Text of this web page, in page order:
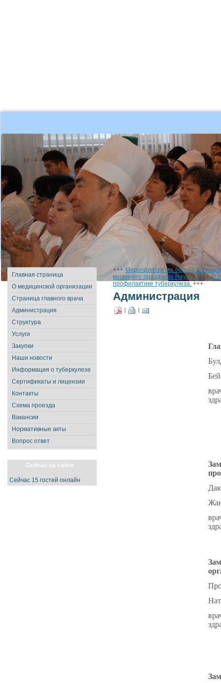
Главная страница
О медицинской организации
Страница главного врача
Администрация
Структура
Услуги
Закупки
Наши новости
Информация о туберкулезе
Сертификаты и лицензии
Контакты
Схема проезда
Вакансии
Нормативные акты
Вопрос ответ
Сейчас на сайте
Сейчас 15 гостей онлайн
+++ Мероприятия по борьбе с
весеннего праздника Наурыз +++О
профилактике туберкулеза. +++
Администрация
| |